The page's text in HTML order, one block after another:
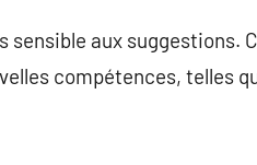
sensible aux suggestions.
compétences, telles